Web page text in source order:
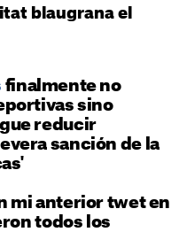
blaugrana el
finalmente no
sino
reducir
sanción de la
mi anterior twet en
todos los